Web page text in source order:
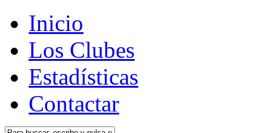
Inicio
Los Clubes
Estadísticas
Contactar